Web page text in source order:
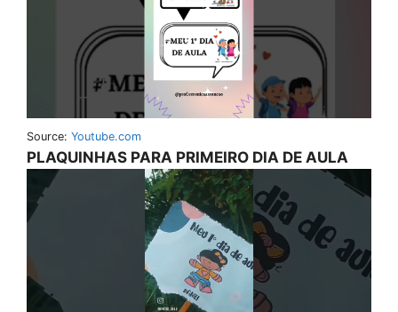
Source: Youtube.com
PLAQUINHAS PARA PRIMEIRO DIA DE AULA